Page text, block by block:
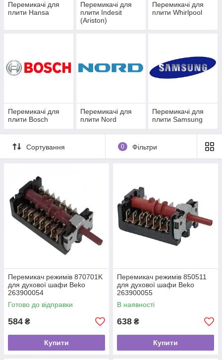
Перемикачі для
плити Hansa
Перемикачі для
плити Indesit
(Ariston)
Перемикачі для
плити Whirlpool
Перемикачі для
плити Bosch
Перемикачі для
плити Nord
Перемикачі для
плити Samsung
Сортування 0 Фільтри
Перемикач режимів 870701K
для духової шафи Beko
263900054
Готово до відправки
584 ₴
Купити
Перемикач режимів 850511
для духової шафи Beko
263900055
В наявності
638 ₴
Купити